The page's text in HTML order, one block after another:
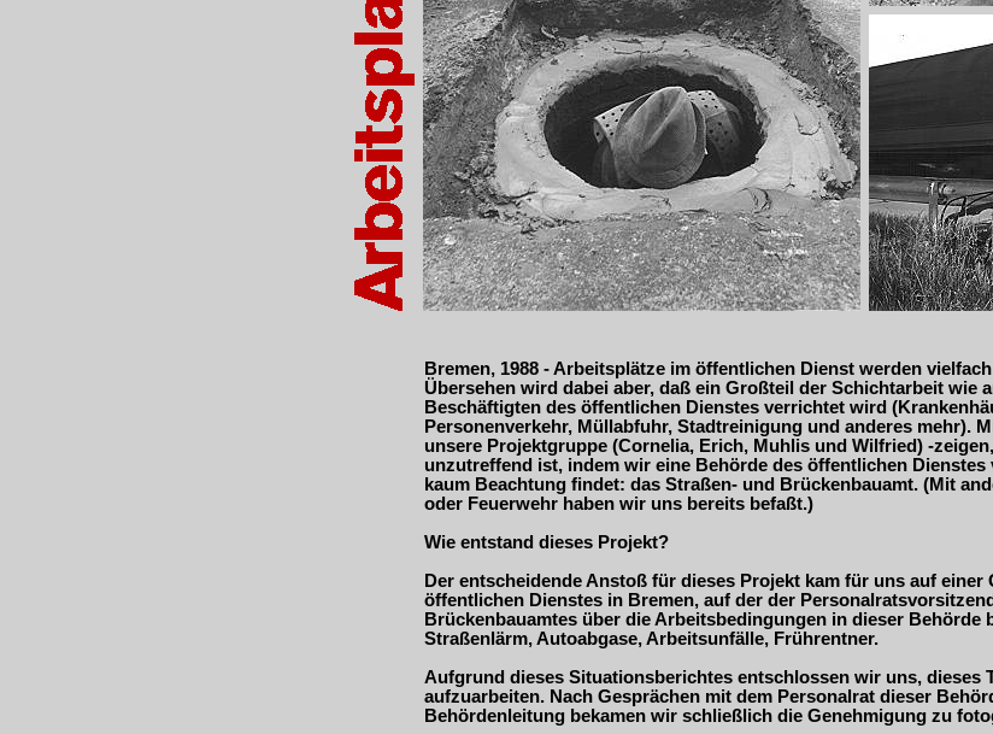
Bremen, 1988 - Arbeitsplätze im öffentlichen Dienst werden
Übersehen wird dabei aber, daß ein Großteil der Schichtarbeit wie
Beschäftigten des öffentlichen Dienstes verrichtet wird
Personenverkehr, Müllabfuhr, Stadtreinigung und anderes mehr).
unsere Projektgruppe (Cornelia, Erich, Muhlis und Wilfried) -
unzutreffend ist, indem wir eine Behörde des öffentlichen Dienstes
kaum Beachtung findet: das Straßen- und Brückenbauamt. (Mit
oder Feuerwehr haben wir uns bereits befaßt.)
Wie entstand dieses Projekt?
Der entscheidende Anstoß für dieses Projekt kam für uns auf
öffentlichen Dienstes in Bremen, auf der der
Brückenbauamtes über die Arbeitsbedingungen in dieser Behörde
Straßenlärm, Autoabgase, Arbeitsunfälle, Frührentner.
Aufgrund dieses Situationsberichtes entschlossen wir uns, dieses
aufzuarbeiten. Nach Gesprächen mit dem Personalrat dieser
Behördenleitung bekamen wir schließlich die Genehmigung zu